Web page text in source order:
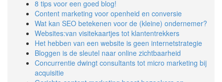
8 tips voor een goed blog!
Content marketing voor openheid en conversie
Wat kan SEO betekenen voor de (kleine) ondernemer?
Websites:van visitekaartjes tot klantentrekkers
Het hebben van een website is geen internetstrategie
Bloggen is de sleutel naar online zichtbaarheid
Concurrentie dwingt consultants tot micro marketing bij
acquisitie